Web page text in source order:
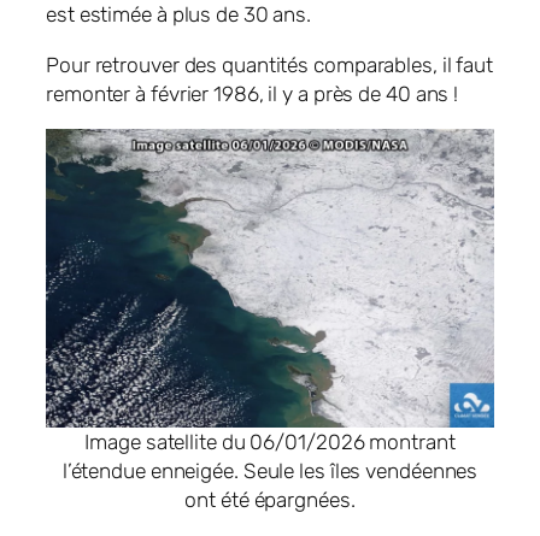
est estimée à plus de 30 ans.
Pour retrouver des quantités comparables, il faut
remonter à février 1986, il y a près de 40 ans !
Image satellite du 06/01/2026 montrant
l’étendue enneigée. Seule les îles vendéennes
ont été épargnées.